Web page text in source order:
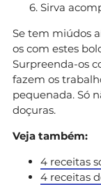
Sirva
Se tem miúdos
os com estes
Surpreenda-os
fazem os
pequenada. Só
doçuras.
Veja também:
4 receitas
4 receitas